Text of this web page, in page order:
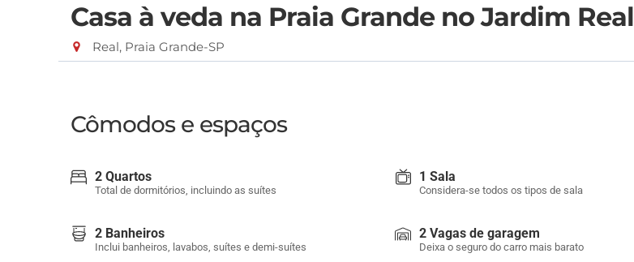
Casa à veda na Praia Grande no Jardim Real
Real, Praia Grande-SP
Cômodos e espaços
2 Quartos
Total de dormitórios, incluindo as suítes
1 Sala
Considera-se todos os tipos de sala
2 Banheiros
Inclui banheiros, lavabos, suítes e demi-suítes
2 Vagas de garagem
Deixa o seguro do carro mais barato